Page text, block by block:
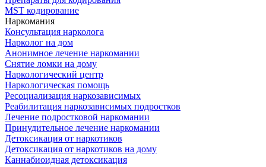
MST кодирование
Наркомания
Консультация нарколога
Нарколог на дом
Анонимное лечение наркомании
Снятие ломки на дому
Наркологический центр
Наркологическая помощь
Ресоциализация наркозависимых
Реабилитация наркозависимых подростков
Лечение подростковой наркомании
Принудительное лечение наркомании
Детоксикация от наркотиков
Детоксикация от наркотиков на дому
Каннабиоидная детоксикация